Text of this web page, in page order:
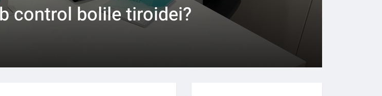
control bolile tiroidei?